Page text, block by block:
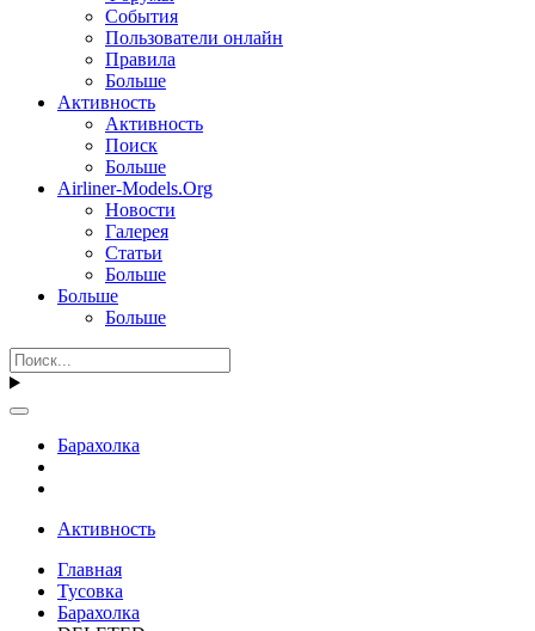
События
Пользователи онлайн
Правила
Больше
Активность
Активность
Поиск
Больше
Airliner-Models.Org
Новости
Галерея
Статьи
Больше
Больше
Больше
Барахолка
Активность
Главная
Тусовка
Барахолка